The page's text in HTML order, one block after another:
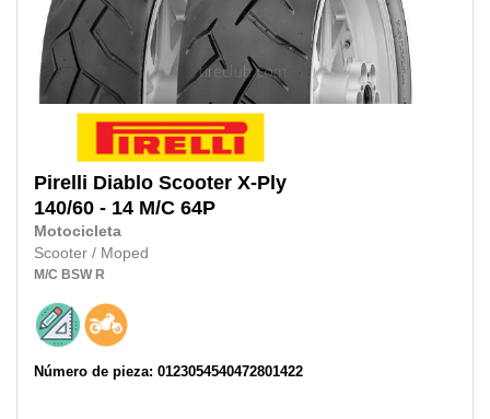
Pirelli Diablo Scooter X-Ply
140/60 - 14 M/C 64P
Motocicleta
Scooter / Moped
M/C BSW R
Número de pieza: 0123054540472801422